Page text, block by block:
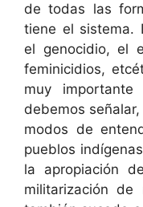
de todas las
tiene el sistema.
el genocidio, el
feminicidios,
muy
debemos
modos de
pueblos
la apropiación
militarización de